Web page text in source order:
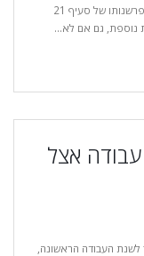
לפחות“. לאחרונה התייחס בית הדין הארצי לעבודה לפרשנותו של סעיף 21
נוספת, גם אם לא...
אצל
לשנת העבודה הראשונה,